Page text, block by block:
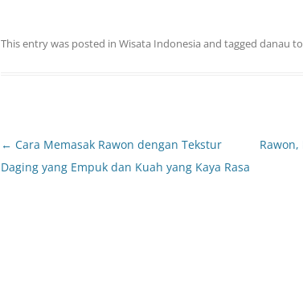
This entry was posted in Wisata Indonesia and tagged danau
Post
navigation
← Cara Memasak Rawon dengan Tekstur
Daging yang Empuk dan Kuah yang Kaya Rasa